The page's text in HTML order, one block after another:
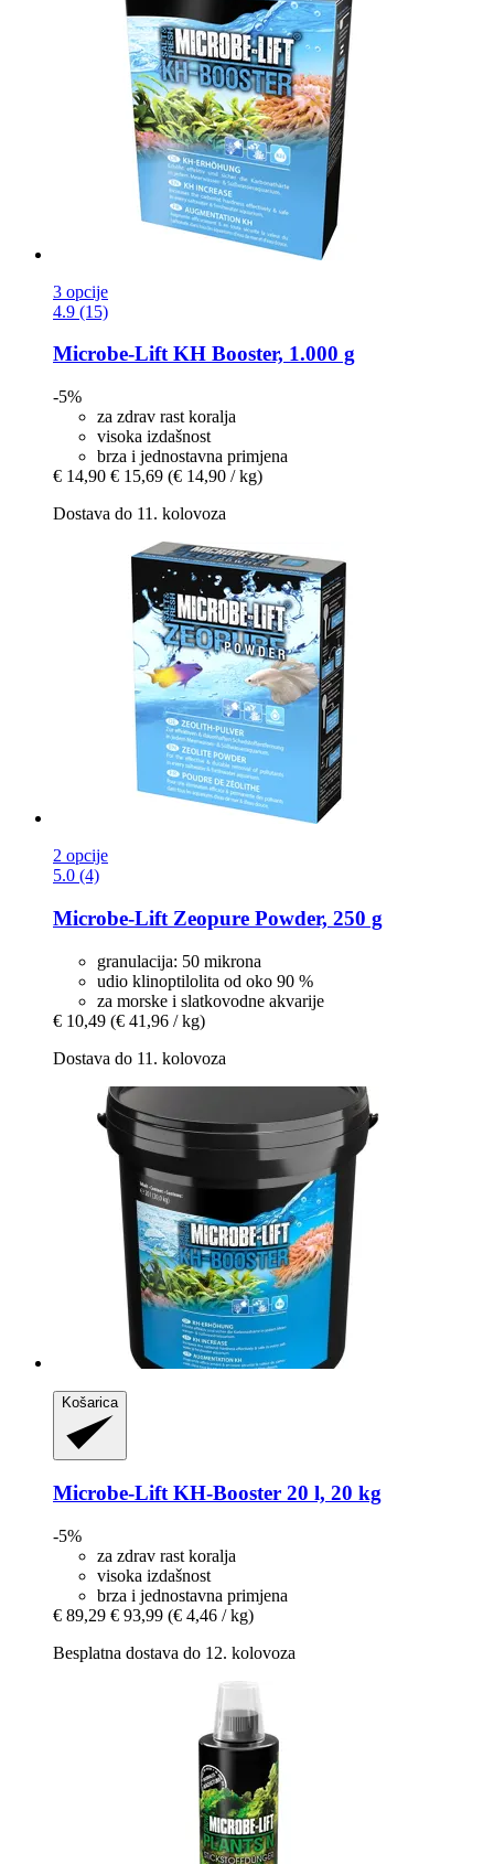
3 opcije
4.9 (15)
Microbe-LiftKH Booster, 1.000 g
-5%
za zdrav rast koralja
visoka izdašnost
brza i jednostavna primjena
€ 14,90 € 15,69 (€ 14,90 / kg)
Dostava do 11. kolovoza
2 opcije
5.0 (4)
Microbe-Lift Zeopure Powder, 250 g
granulacija: 50 mikrona
udio klinoptilolita od oko 90 %
za morske i slatkovodne akvarije
€ 10,49 (€ 41,96 / kg)
Dostava do 11. kolovoza
Košarica
Microbe-Lift KH-​Booster 20 l, 20 kg
-5%
za zdrav rast koralja
visoka izdašnost
brza i jednostavna primjena
€ 89,29 € 93,99 (€ 4,46 / kg)
Besplatna dostava do 12. kolovoza